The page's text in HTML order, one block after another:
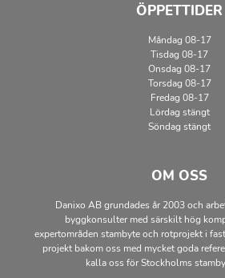
ÖPPETTIDER
Måndag 08-17
Tisdag 08-17
Onsdag 08-17
Torsdag 08-17
Fredag 08-17
Lördag stängt
Söndag stängt
OM OSS
Danixo AB grundades år 2003 och
byggkonsulter med särskilt hög
expertområden stambyte och rotprojekt i
projekt bakom oss med mycket goda
kalla oss för Stockholms